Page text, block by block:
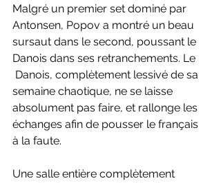
Malgré un premier set dominé par
Antonsen, Popov a montré un beau
sursaut dans le second, poussant le
Danois dans ses retranchements. Le
semaine chaotique, ne se laisse
absolument pas faire, et rallonge les
échanges afin de pousser le français
à la faute.
Une salle entière complètement